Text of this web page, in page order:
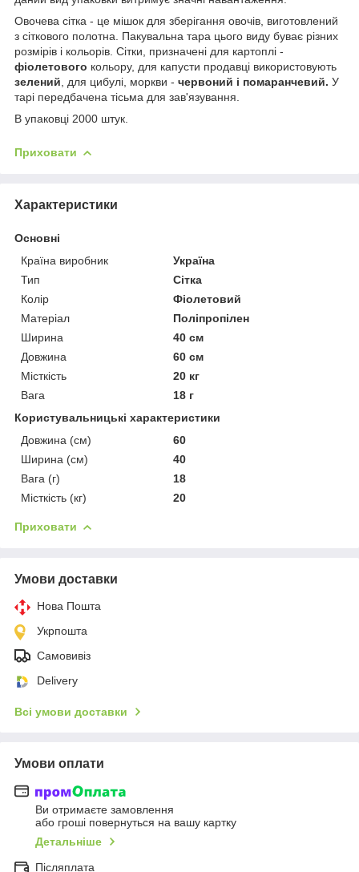
Овочева сітка - це мішок для зберігання овочів, виготовлений
з сіткового полотна. Пакувальна тара цього виду буває різних
розмірів і кольорів. Сітки, призначені для картоплі -
фіолетового кольору, для капусти продавці використовують
зелений , для цибулі, моркви - червоний і помаранчевий. У
тарі передбачена тісьма для зав'язування.
В упаковці 2000 штук.
Приховати
Характеристики
Основні
Країна виробник
Україна
Тип
Сітка
Колір
Фіолетовий
Матеріал
Поліпропілен
Ширина
40 см
Довжина
60 см
Місткість
20 кг
Вага
18 г
Користувальницькі характеристики
Довжина (см)
60
Ширина (см)
40
Вага (г)
18
Місткість (кг)
20
Приховати
Умови доставки
Нова Пошта
Укрпошта
Самовивіз
Delivery
Всі умови доставки
Умови оплати
Ви отримаєте замовлення
або гроші повернуться на вашу картку
Детальніше
Післяплата